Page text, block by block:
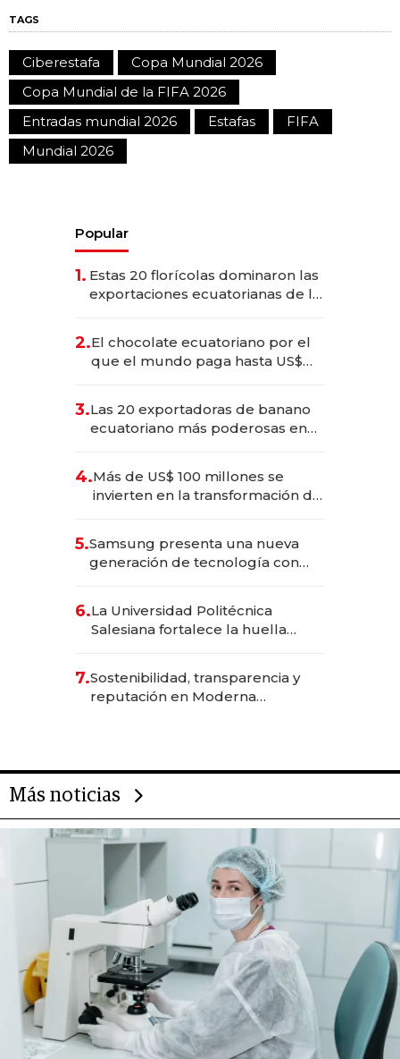
TAGS
Ciberestafa
Copa Mundial 2026
Copa Mundial de la FIFA 2026
Entradas mundial 2026
Estafas
FIFA
Mundial 2026
Popular
1. Estas 20 florícolas dominaron las
exportaciones ecuatorianas de la
2.El chocolate ecuatoriano por el
que el mundo paga hasta US$
3.Las 20 exportadoras de banano
ecuatoriano más poderosas en
4.Más de US$ 100 millones se
invierten en la transformación de
5.Samsung presenta una nueva
generación de tecnología con
6.La Universidad Politécnica
Salesiana fortalece la huella
7.Sostenibilidad, transparencia y
reputación en Moderna
Más noticias